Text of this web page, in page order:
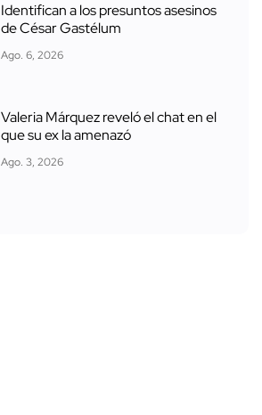
Identifican a los presuntos asesinos
de César Gastélum
Ago. 6, 2026
Valeria Márquez reveló el chat en el
que su ex la amenazó
Ago. 3, 2026